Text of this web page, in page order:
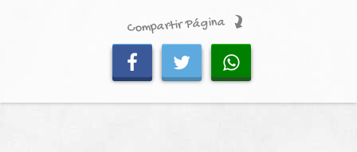
Compartir Página